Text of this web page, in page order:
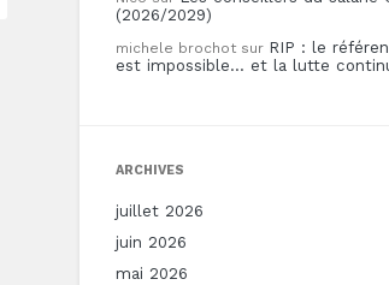
(2026/2029)
michele brochot sur RIP : le
est impossible… et la lutte
ARCHIVES
juillet 2026
juin 2026
mai 2026